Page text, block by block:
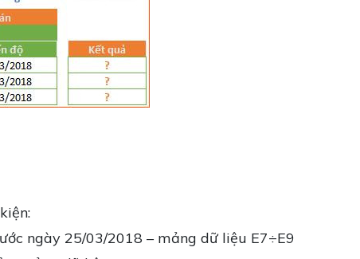
ngày 25/03/2018 – mảng dữ liệu E7÷E9